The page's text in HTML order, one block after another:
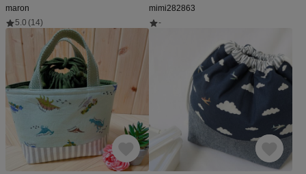
maron
5.0 (14)
mimi282863
-